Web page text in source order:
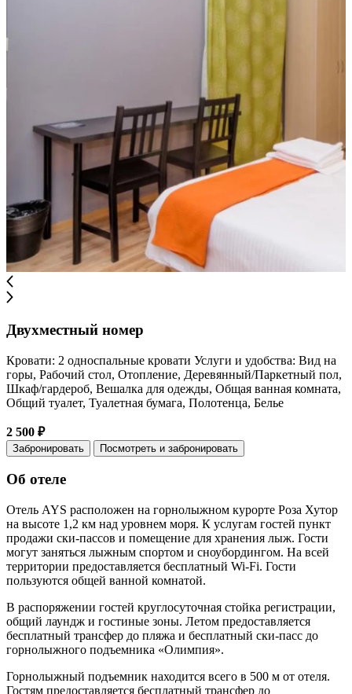
Двухместный номер
Кровати: 2 односпальные кровати Услуги и удобства: Вид на
горы, Рабочий стол, Отопление, Деревянный/Паркетный пол,
Шкаф/гардероб, Вешалка для одежды, Общая ванная комната,
Общий туалет, Туалетная бумага, Полотенца, Белье
2 500 ₽
Забронировать Посмотреть и забронировать
Об отеле
Отель AYS расположен на горнолыжном курорте Роза Хутор
на высоте 1,2 км над уровнем моря. К услугам гостей пункт
продажи ски-пассов и помещение для хранения лыж. Гости
могут заняться лыжным спортом и сноубордингом. На всей
территории предоставляется бесплатный Wi-Fi. Гости
пользуются общей ванной комнатой.
В распоряжении гостей круглосуточная стойка регистрации,
общий лаундж и гостиные зоны. Летом предоставляется
бесплатный трансфер до пляжа и бесплатный ски-пасс до
горнолыжного подъемника «Олимпия».
Горнолыжный подъемник находится всего в 500 м от отеля.
Гостям предоставляется бесплатный трансфер до